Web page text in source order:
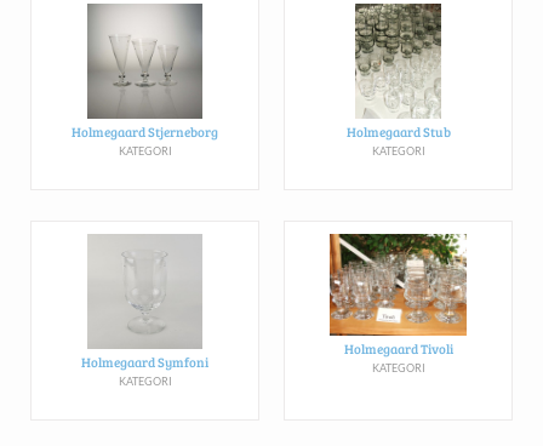
Holmegaard Stjerneborg
KATEGORI
Holmegaard Stub
KATEGORI
Holmegaard Symfoni
KATEGORI
Holmegaard Tivoli
KATEGORI